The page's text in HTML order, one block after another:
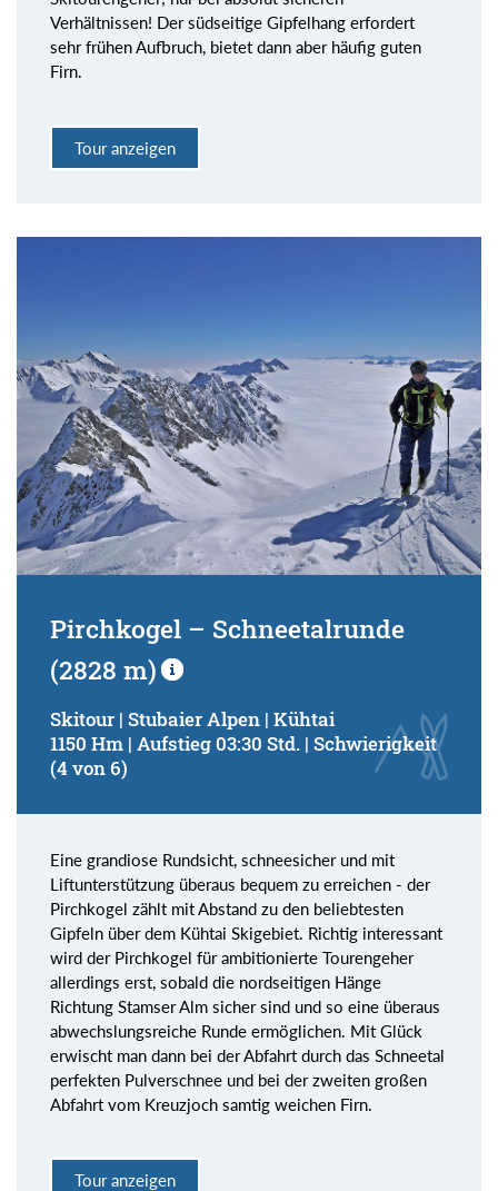
Verhältnissen! Der südseitige Gipfelhang erfordert
sehr frühen Aufbruch, bietet dann aber häufig guten
Firn.
Tour anzeigen
Pirchkogel – Schneetalrunde
(2828 m)
Skitour | Stubaier Alpen | Kühtai
1150 Hm | Aufstieg 03:30 Std. | Schwierigkeit
(4 von 6)
Eine grandiose Rundsicht, schneesicher und mit
Liftunterstützung überaus bequem zu erreichen - der
Pirchkogel zählt mit Abstand zu den beliebtesten
Gipfeln über dem Kühtai Skigebiet. Richtig interessant
wird der Pirchkogel für ambitionierte Tourengeher
allerdings erst, sobald die nordseitigen Hänge
Richtung Stamser Alm sicher sind und so eine überaus
abwechslungsreiche Runde ermöglichen. Mit Glück
erwischt man dann bei der Abfahrt durch das Schneetal
perfekten Pulverschnee und bei der zweiten großen
Abfahrt vom Kreuzjoch samtig weichen Firn.
Tour anzeigen